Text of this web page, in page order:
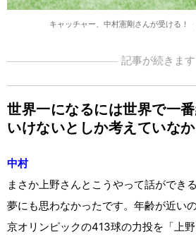
キャッチャー、中村憲剛さんが受ける！
記事が続きます
世界一になるには世界で一
いけないとしか考えていな
中村
まさか上野さんとこうやって話ができ
夢にも思わなかったです。年齢が近い
京オリンピックの413球の力投を「上